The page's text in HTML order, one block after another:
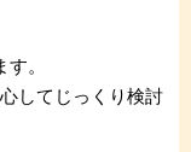
。
してじっくり検討